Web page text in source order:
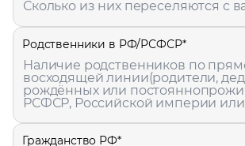
Наличие родственников по
восходящей линии(родители,
рождённых или
РСФСР, Российской империи
Родственники в РФ/РСФСР*
Гражданство РФ*